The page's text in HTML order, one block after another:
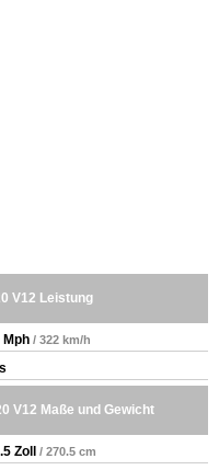
V12 Leistung
Mph / 322 km/h
V12 Maße und Gewicht
Zoll / 270.5 cm